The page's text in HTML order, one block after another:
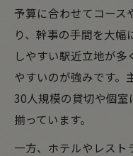
予算に合わせてコース
り、幹事の手間を大幅
しやすい駅近立地が
やすいのが強みです。
30人規模の貸切や個
揃っています。
一方、ホテルやレスト